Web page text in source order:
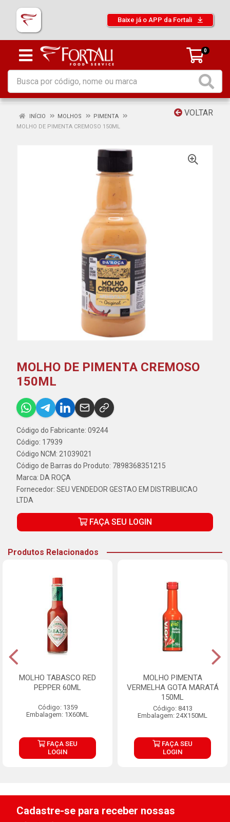
Baixe já o APP da Fortali
0
VOLTAR
INÍCIO MOLHOS
PIMENTA
MOLHO DE PIMENTA CREMOSO 150ML
MOLHO DE PIMENTA CREMOSO
150ML
Código do Fabricante: 09244
Código: 17939
Código NCM: 21039021
Código de Barras do Produto: 7898368351215
Marca: DA ROÇA
Fornecedor: SEU VENDEDOR GESTAO EM DISTRIBUICAO
LTDA
FAÇA SEU LOGIN
Produtos Relacionados
MOLHO TABASCO RED
PEPPER 60ML
Código: 1359
Embalagem: 1X60ML
FAÇA SEU
LOGIN
MOLHO PIMENTA
VERMELHA GOTA MARATÁ
150ML
Código: 8413
Embalagem: 24X150ML
FAÇA SEU
LOGIN
Cadastre-se para receber nossas